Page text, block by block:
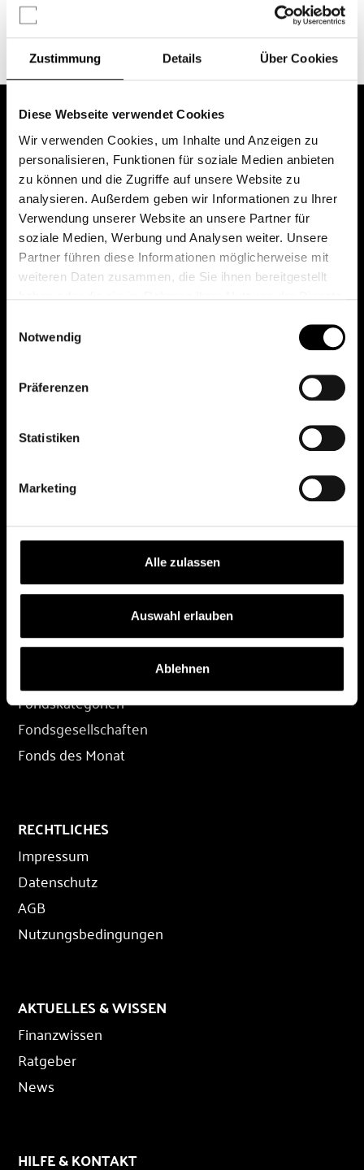
Zustimmung Details Über Cookies
Diese Webseite verwendet Cookies
Wir verwenden Cookies, um Inhalte und Anzeigen zu
personalisieren, Funktionen für soziale Medien anbieten
zu können und die Zugriffe auf unsere Website zu
analysieren. Außerdem geben wir Informationen zu Ihrer
Verwendung unserer Website an unsere Partner für
soziale Medien, Werbung und Analysen weiter. Unsere
Partner führen diese Informationen möglicherweise mit
weiteren Daten zusammen, die Sie ihnen bereitgestellt
Notwendig
Präferenzen
Statistiken
Marketing
Alle zulassen
Auswahl erlauben
Ablehnen
Chancen & Risiken
Das erste Depot in Österreich mit 0€ Kontoführung,
0€ Ausgabeaufschlag und 0€ Depotgebühren bei
knapp 2000 Fonds und 0€ Orderspesen.
All rights reserved.
Depot eröffnen
Depot übertragen
Konditionen
FONDS
Fondskategorien
Fondsgesellschaften
Fonds des Monat
RECHTLICHES
Impressum
Datenschutz
AGB
Nutzungsbedingungen
AKTUELLES & WISSEN
Finanzwissen
Ratgeber
News
HILFE & KONTAKT